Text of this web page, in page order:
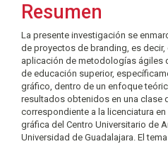
Resumen
La presente investigación se
de proyectos de branding, es decir,
aplicación de metodologías ágiles
de educación superior,
gráfico, dentro de un enfoque
resultados obtenidos en una clase
correspondiente a la licenciatura
gráfica del Centro Universitario de
Universidad de Guadalajara. El